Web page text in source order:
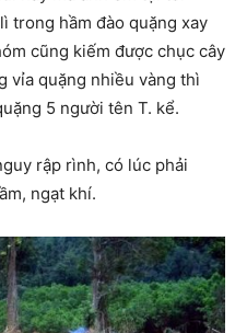
trong hầm đào quặng xay
cũng kiếm được chục cây
vỉa quặng nhiều vàng thì
5 người tên T. kể.
rập rình, có lúc phải
ngạt khí.